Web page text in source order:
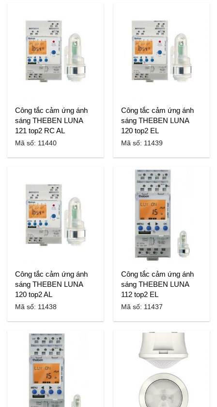
Công tắc cảm ứng ánh
sáng THEBEN LUNA
121 top2 RC AL
Mã số: 11440
Công tắc cảm ứng ánh
sáng THEBEN LUNA
120 top2 EL
Mã số: 11439
Công tắc cảm ứng ánh
sáng THEBEN LUNA
120 top2 AL
Mã số: 11438
Công tắc cảm ứng ánh
sáng THEBEN LUNA
112 top2 EL
Mã số: 11437